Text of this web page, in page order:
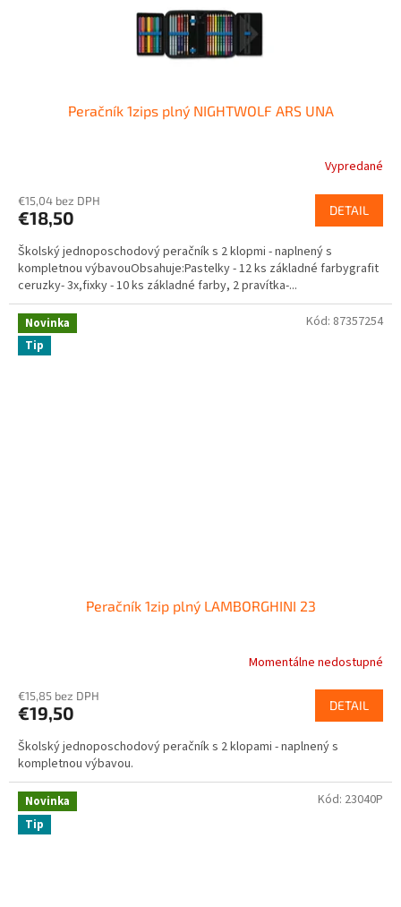
Peračník 1zips plný NIGHTWOLF ARS UNA
Vypredané
€15,04 bez DPH
€18,50 DETAIL
Školský jednoposchodový peračník s 2 klopmi - naplnený s
kompletnou výbavouObsahuje:Pastelky - 12 ks základné farbygrafit
ceruzky- 3x,fixky - 10 ks základné farby, 2 pravítka-...
Novinka
Tip
Peračník 1zip plný LAMBORGHINI 23
Momentálne nedostupné
€15,85 bez DPH
€19,50 DETAIL
Školský jednoposchodový peračník s 2 klopami - naplnený s
kompletnou výbavou.
Kód: 87357254
Novinka
Tip
Kód: 23040P